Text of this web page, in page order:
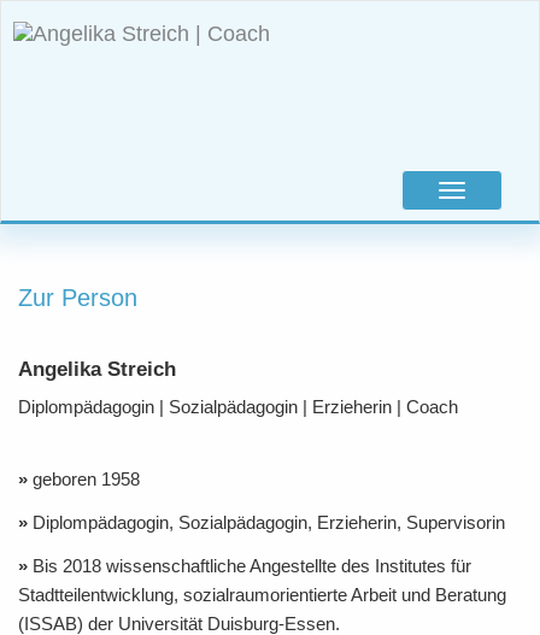
Toggle
navigation
Zur Person
Angelika Streich
Diplompädagogin | Sozialpädagogin | Erzieherin | Coach
» geboren 1958
» Diplompädagogin, Sozialpädagogin, Erzieherin, Supervisorin
» Bis 2018 wissenschaftliche Angestellte des Institutes für
Stadtteilentwicklung, sozialraumorientierte Arbeit und Beratung
(ISSAB) der Universität Duisburg-Essen.